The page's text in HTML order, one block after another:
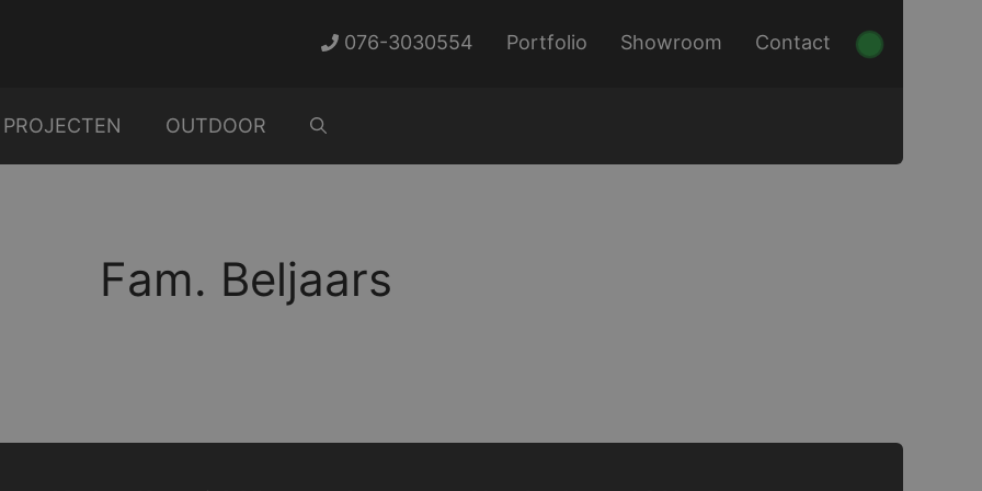
076-3030554 Portfolio Showroom Contact
PROJECTEN OUTDOOR
Fam. Beljaars